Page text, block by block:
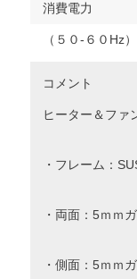
消費電力
（５０‐６０Hz
コメント
ヒーター＆ファ
・フレーム：
・両面：5ｍｍ
・側面：5ｍｍ